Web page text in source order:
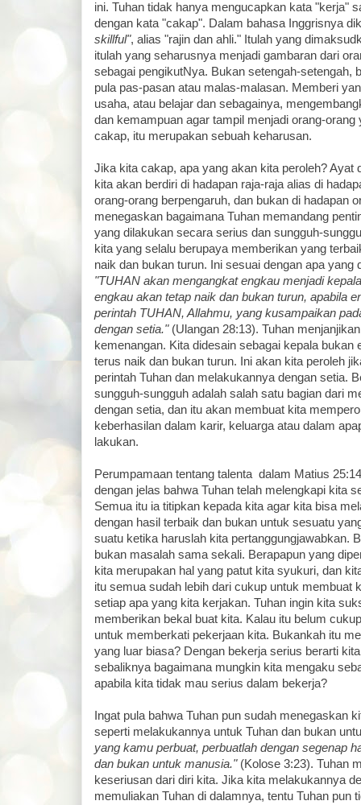
ini. Tuhan tidak hanya mengucapkan kata "kerja"
dengan kata "cakap". Dalam bahasa Inggrisnya
skillful", alias "rajin dan ahli." Itulah yang
itulah yang seharusnya menjadi gambaran dari
sebagai pengikutNya. Bukan setengah-setengah,
pula pas-pasan atau malas-malasan. Memberi
usaha, atau belajar dan sebagainya,
dan kemampuan agar tampil menjadi orang-orang
cakap, itu merupakan sebuah keharusan.
Jika kita cakap, apa yang akan kita peroleh? Ayat
kita akan berdiri di hadapan raja-raja alias di
orang-orang berpengaruh, dan bukan di hadapan
menegaskan bagaimana Tuhan memandang
yang dilakukan secara serius dan sungguh-
kita yang selalu berupaya memberikan yang
naik dan bukan turun. Ini sesuai dengan apa yang
"TUHAN akan mengangkat engkau menjadi
engkau akan tetap naik dan bukan turun, apabila
perintah TUHAN, Allahmu, yang kusampaikan
dengan setia."(Ulangan 28:13). Tuhan
kemenangan. Kita didesain sebagai kepala bukan
terus naik dan bukan turun. Ini akan kita peroleh
perintah Tuhan dan melakukannya dengan setia.
sungguh-sungguh adalah salah satu bagian dari
dengan setia, dan itu akan membuat kita
keberhasilan dalam karir, keluarga atau dalam
lakukan.
Perumpamaan tentang talenta dalam Matius
dengan jelas bahwa Tuhan telah melengkapi kita
Semua itu ia titipkan kepada kita agar kita bisa
dengan hasil terbaik dan bukan untuk sesuatu
suatu ketika haruslah kita pertanggungjawabkan.
bukan masalah sama sekali. Berapapun yang
kita merupakan hal yang patut kita syukuri, dan
itu semua sudah lebih dari cukup untuk membuat
setiap apa yang kita kerjakan. Tuhan ingin kita
memberikan bekal buat kita. Kalau itu belum
untuk memberkati pekerjaan kita. Bukankah itu
yang luar biasa? Dengan bekerja serius berarti
sebaliknya bagaimana mungkin kita mengaku
apabila kita tidak mau serius dalam bekerja?
Ingat pula bahwa Tuhan pun sudah menegaskan
seperti melakukannya untuk Tuhan dan bukan
yang kamu perbuat, perbuatlah dengan segenap
dan bukan untuk manusia."(Kolose 3:23). Tuhan
keseriusan dari diri kita. Jika kita melakukannya
memuliakan Tuhan di dalamnya, tentu Tuhan pun